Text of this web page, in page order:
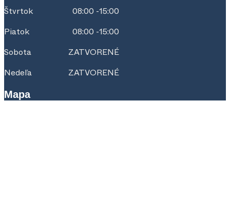
Štvrtok 08:00 -15:00
Piatok 08:00 -15:00
Sobota ZATVORENÉ
Nedeľa ZATVORENÉ
Mapa